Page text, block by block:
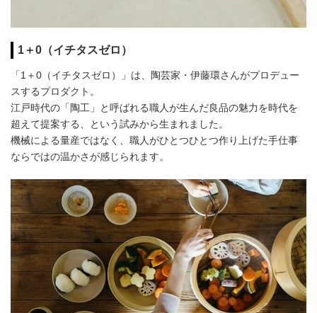
1＋0（イチタスゼロ）
「1＋0（イチタスゼロ）」は、陶芸家・伊藤環さんがプロデュー
スするプロダクト。
江戸時代の「陶工」と呼ばれる職人が生んだ良品の魅力を時代を
超えて提案する、という試みから生まれました。
機械による量産ではなく、職人がひとつひとつ作り上げた手仕事
ならではの温かさが感じられます。